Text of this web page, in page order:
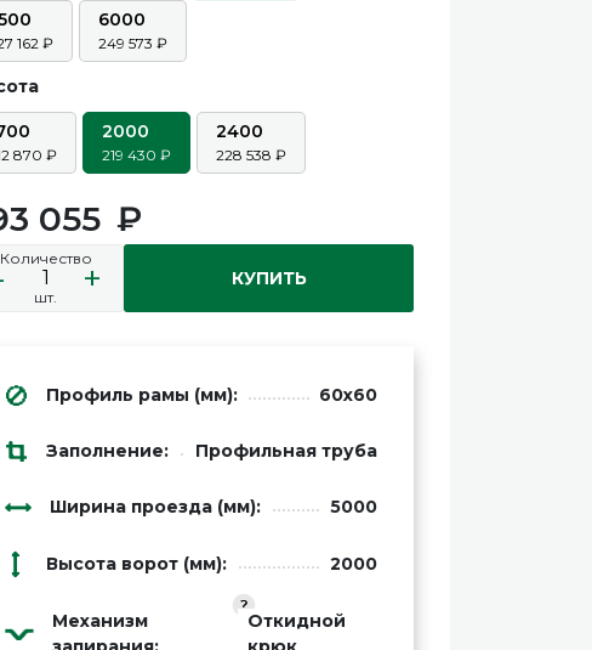
162
6000
249 573
870
2000
219 430
2400
228 538
055
Количество+
шт.
КУПИТЬ
Профиль рамы (мм): 60х60
Заполнение: Профильная труба
Ширина проезда (мм): 5000
Высота ворот (мм): 2000
Механизм
Откидной